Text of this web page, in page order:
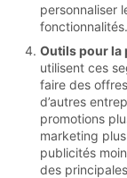
personnaliser
fonctionnalités.
Outils pour la
utilisent ces
faire des
d’autres
promotions
marketing
publicités
des